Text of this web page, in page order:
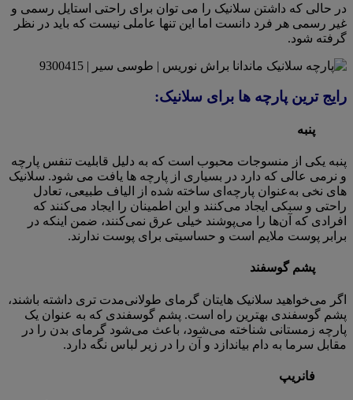
در حالی که داشتن سلانیک را می توان برای راحتی استایل رسمی و
غیر رسمی هر فرد دانست اما این تنها عاملی نیست که باید در نظر
گرفته شود.
رایج ترین پارچه ها برای سلانیک:
پنبه
پنبه یکی از منسوجات محبوب است که به دلیل قابلیت تنفس پارچه
و نرمی عالی که دارد در بسیاری از پارچه ها یافت می شود. سلانیک
های نخی به‌عنوان پارچه‌ای ساخته شده از الیاف طبیعی، تعادل
راحتی و سبکی ایجاد می‌کنند و این اطمینان را ایجاد می‌کنند که
افرادی که آن‌ها را می‌پوشند خیلی عرق نمی‌کنند، ضمن اینکه در
برابر پوست ملایم است و حساسیتی برای پوست ندارند.
پشم گوسفند
اگر می‌خواهید سلانیک ‌هایتان گرمای طولانی‌مدت تری داشته باشند،
پشم گوسفندی بهترین راه است. پشم گوسفندی که به عنوان یک
پارچه زمستانی شناخته می‌شود، باعث می‌شود گرمای بدن را در
مقابل سرما به دام بیاندازد و آن را در زیر لباس نگه دارد.
فانریپ